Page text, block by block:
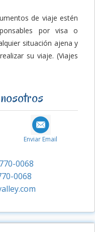
de viaje estén
por visa o
situación ajena y
su viaje. (Viajes
Enviar Email
0068
0068